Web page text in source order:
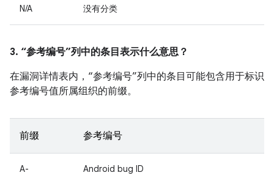
N/A 没有分类
3. “参考编号”列中的条目表示什么意思？
在漏洞详情表内，“参考编号”列中的条目可能包含用于标识
参考编号值所属组织的前缀。
前缀 参考编号
A- Android bug ID